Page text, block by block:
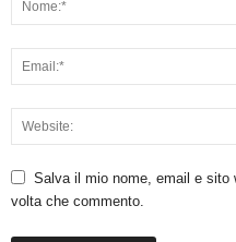
Salva il mio nome, email e sito
volta che commento.